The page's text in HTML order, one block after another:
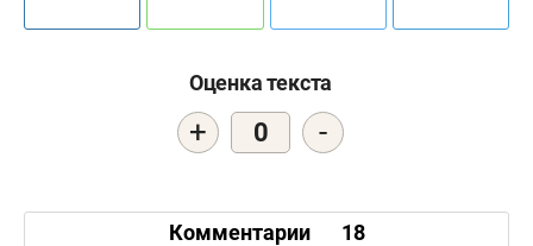
Оценка текста
+ 0 -
Комментарии 18